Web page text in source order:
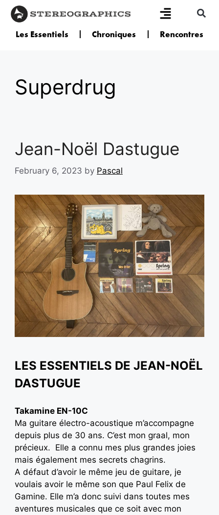
Les Essentiels Chroniques Rencontres
Superdrug
Jean-Noël Dastugue
February 6, 2023 by Pascal
LES ESSENTIELS DE JEAN-NOËL
DASTUGUE
Takamine EN-10C
Ma guitare électro-acoustique m’accompagne
depuis plus de 30 ans. C’est mon graal, mon
précieux. Elle a connu mes plus grandes joies
mais également mes secrets chagrins.
A défaut d’avoir le même jeu de guitare, je
voulais avoir le même son que Paul Felix de
Gamine. Elle m’a donc suivi dans toutes mes
aventures musicales que ce soit avec mon